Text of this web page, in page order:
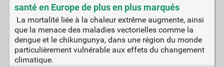
santé en Europe de plus en plus marqués
La mortalité liée à la chaleur extrême augmente, ainsi
que la menace des maladies vectorielles comme la
dengue et le chikungunya, dans une région du monde
particulièrement vulnérable aux effets du changement
climatique.